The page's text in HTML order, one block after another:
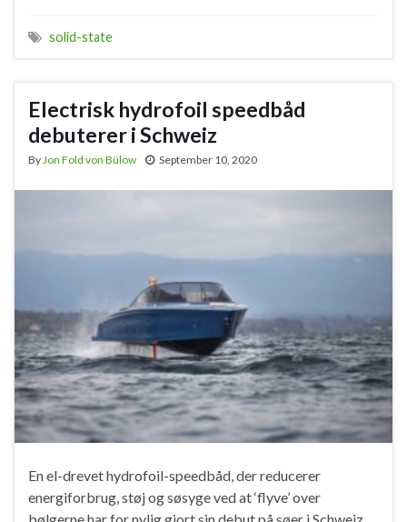
solid-state
Electrisk hydrofoil speedbåd
debuterer i Schweiz
By Jon Fold von Bülow September 10, 2020
En el-drevet hydrofoil-speedbåd, der reducerer
energiforbrug, støj og søsyge ved at ‘flyve’ over